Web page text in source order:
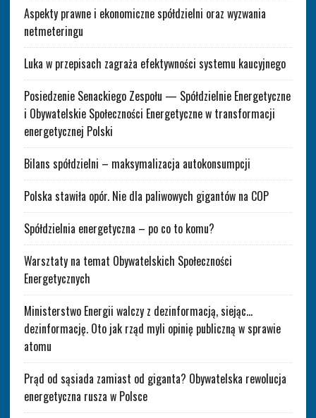
Aspekty prawne i ekonomiczne spółdzielni oraz wyzwania
netmeteringu
Luka w przepisach zagraża efektywności systemu kaucyjnego
Posiedzenie Senackiego Zespołu — Spółdzielnie Energetyczne
i Obywatelskie Społeczności Energetyczne w transformacji
energetycznej Polski
Bilans spółdzielni – maksymalizacja autokonsumpcji
Polska stawiła opór. Nie dla paliwowych gigantów na COP
Spółdzielnia energetyczna – po co to komu?
Warsztaty na temat Obywatelskich Społeczności
Energetycznych
Ministerstwo Energii walczy z dezinformacją, siejąc…
dezinformację. Oto jak rząd myli opinię publiczną w sprawie
atomu
Prąd od sąsiada zamiast od giganta? Obywatelska rewolucja
energetyczna rusza w Polsce